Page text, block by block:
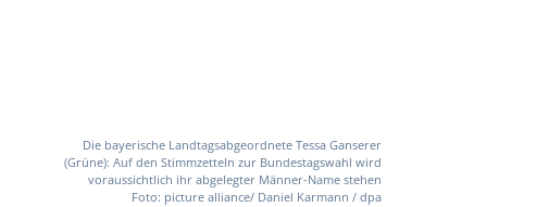
Die bayerische Landtagsabgeordnete Tessa Ganserer
(Grüne): Auf den Stimmzetteln zur Bundestagswahl wird
voraussichtlich ihr abgelegter Männer-Name stehen
Foto: picture alliance/ Daniel Karmann / dpa